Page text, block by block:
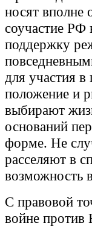
носят вполне
соучастие РФ
поддержку
для участия в
положение и
выбирают
оснований
форме. Не
расселяют в
возможность
С правовой
войне против